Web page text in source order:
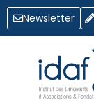
Newsletter